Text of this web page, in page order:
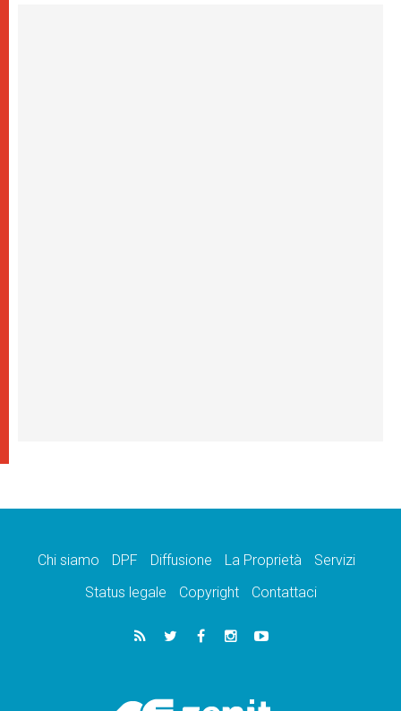
Chi siamo DPF Diffusione La Proprietà
Servizi
Status legale
Copyright Contattaci